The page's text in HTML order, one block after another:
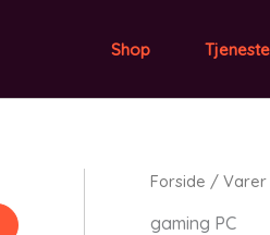
Shop
Forside / Varer
gaming PC